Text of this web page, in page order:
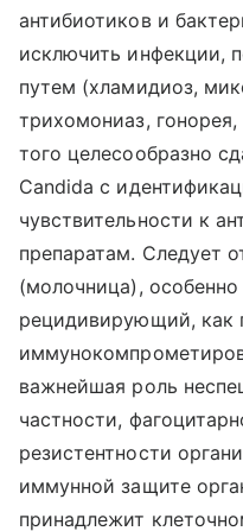
антибиотиков и
исключить инфекции,
путем (хламидиоз,
трихомониаз,
того целесообразно
Candida с
чувствительности к
препаратам. Следует
(молочница),
рецидивирующий, как
важнейшая роль
частности,
резистентности
иммунной защите
принадлежит